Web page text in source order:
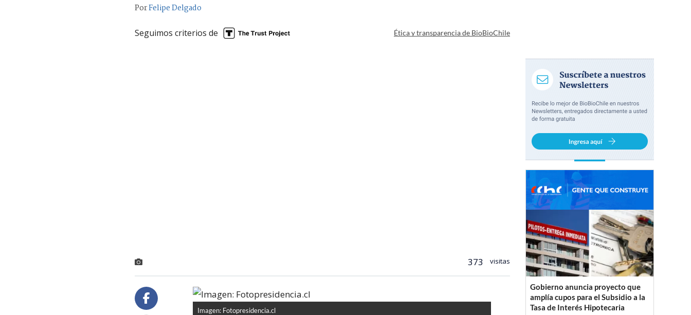
PorFelipe Delgado
Seguimos criterios de Ética y transparencia de BioBioChile
373 visitas
Imagen: Fotopresidencia.cl
Gobierno anuncia proyecto que
amplía cupos para el Subsidio a la
Tasa de Interés Hipotecaria